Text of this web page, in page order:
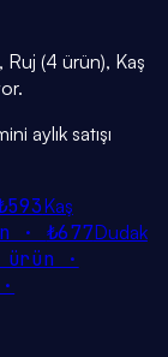
Ruj (4 ürün), Kaş
aylık satışı
Kaş
· ₺677Dudak
ürün ·